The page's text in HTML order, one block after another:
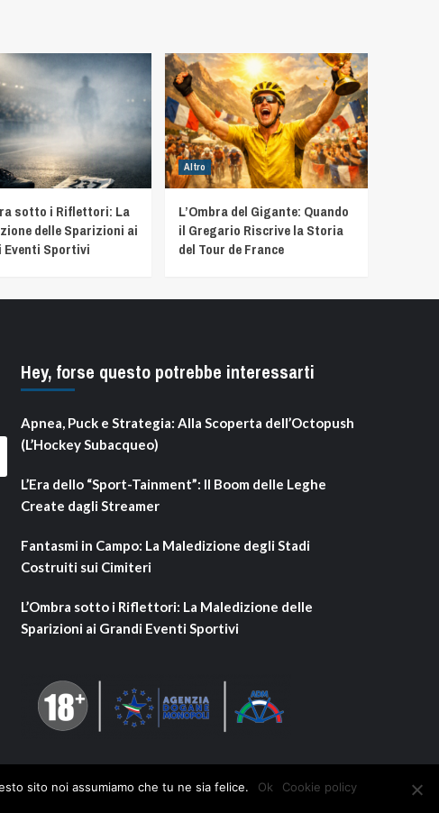
sotto i Riflettori: La
delle Sparizioni ai
Eventi Sportivi
Altro
L’Ombra del Gigante: Quando
il Gregario Riscrive la Storia
del Tour de France
Hey, forse questo potrebbe interessarti
Apnea, Puck e Strategia: Alla Scoperta dell’Octopush
(L’Hockey Subacqueo)
L’Era dello “Sport-Tainment”: Il Boom delle Leghe
Create dagli Streamer
Fantasmi in Campo: La Maledizione degli Stadi
Costruiti sui Cimiteri
L’Ombra sotto i Riflettori: La Maledizione delle
Sparizioni ai Grandi Eventi Sportivi
sito noi assumiamo che tu ne sia felice. Ok Cookie policy